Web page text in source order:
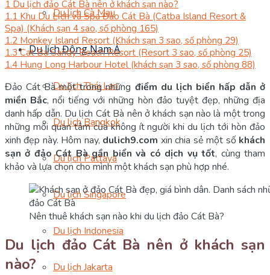
Du lịch Cà Mau
Du lịch Đông Nam Á
Du lịch Thái Lan
Du lịch Bangkok
Du lịch Pattaya
Du lịch Singapore
Du lịch Indonesia
Du lịch Jakarta
1 Du lịch đảo Cát Bà nên ở khách sạn nào?
1.1 Khu Du Lịch và Spa Đảo Cát Bà (Catba Island Resort &
Spa) (Khách sạn 4 sao, số phòng 165)
1.2 Monkey Island Resort (Khách sạn 3 sao, số phòng 29)
1.3 Cat Ba Sandy Beach Resort (Resort 3 sao, số phòng 25)
1.4 Hung Long Harbour Hotel (khách sạn 3 sao, số phòng 88)
Đảo Cát Bà một trong những điểm du lịch biển hấp dẫn ở
miền Bắc, nổi tiếng với những hòn đảo tuyệt đẹp, những địa
danh hấp dẫn. Du lịch Cát Bà nên ở khách sạn nào là một trong
những mối quan tâm của không ít người khi du lịch tới hòn đảo
xinh đẹp này. Hôm nay, dulich9.com xin chia sẻ một số khách
sạn ở đảo Cát Bà gần biển và có dịch vụ tốt, cùng tham
khảo và lựa chọn cho mình một khách sạn phù hợp nhé.
Nên thuê khách sạn nào khi du lịch đảo Cát Bà?
Du lịch đảo Cát Bà nên ở khách sạn
nào?